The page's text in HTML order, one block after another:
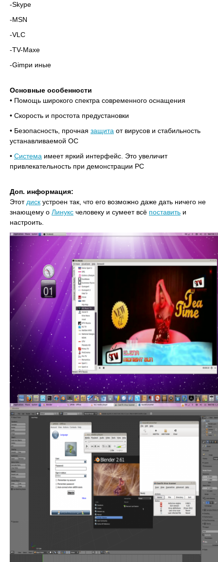
-Skype
-MSN
-VLC
-TV-Maxe
-Gimpи иные
Основные особенности
• Помощь широкого спектра современного оснащения
• Скорость и простота предустановки
• Безопасность, прочная защита от вирусов и стабильность
устанавливаемой ОС
• Система имеет яркий интерфейс. Это увеличит
привлекательность при демонстрации PC
Доп. информация:
Этот диск устроен так, что его возможно даже дать ничего не
знающему о Линукс человеку и сумеет всё поставить и
настроить.